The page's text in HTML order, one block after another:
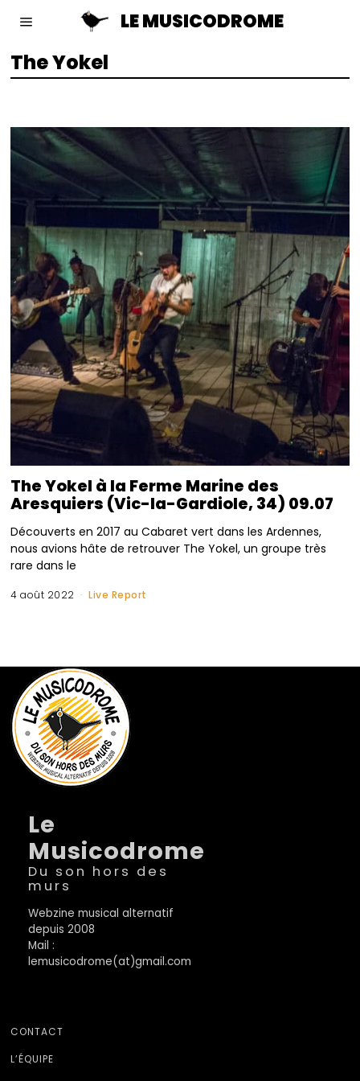
LE MUSICODROME
The Yokel
The Yokel à la Ferme Marine des
Aresquiers (Vic-la-Gardiole, 34) 09.07
Découverts en 2017 au Cabaret vert dans les Ardennes,
nous avions hâte de retrouver The Yokel, un groupe très
rare dans le
4 août 2022 Live Report
Le
Musicodrome
Du son hors des
murs
Webzine musical alternatif
depuis 2008
Mail :
lemusicodrome(at)gmail.com
CONTACT
L’ÉQUIPE